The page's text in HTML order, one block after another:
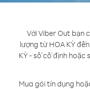
Với Viber Out bạn
lượng từ HOA KỲ
KỲ - số cố định hoặc
Mua gói tín dụng